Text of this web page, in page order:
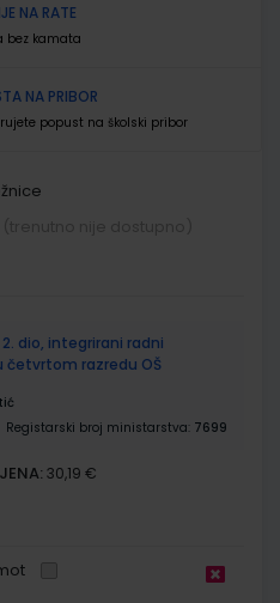
NA RATE
bez kamata
NA PRIBOR
popust na školski pribor
2. dio, integrirani radni
četvrtom razredu OŠ
Registarski broj ministarstva: 7699
30,19 €